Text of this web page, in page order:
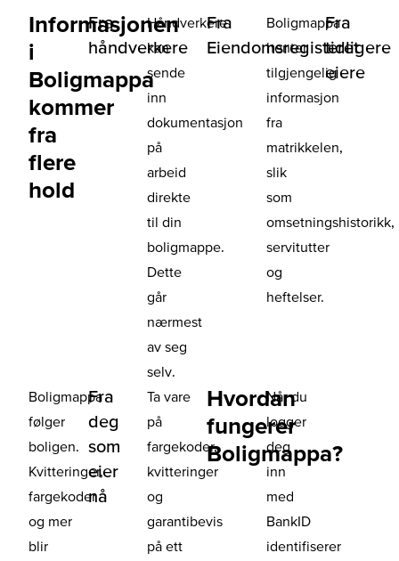
Informasjonen
i
Boligmappa
kommer
fra
flere
hold
Fra
håndverkere
Håndverkere
kan
sende
inn
dokumentasjon
på
arbeid
direkte
til din
boligmappe.
Dette
går
nærmest
av seg
selv.
Fra
Eiendomsregisteret
Boligmappa
henter
tilgjengelig
informasjon
fra
matrikkelen,
slik
som
omsetningshistorikk,
servitutter
og
heftelser.
Fra
tidligere
eiere
Boligmappa
følger
boligen.
Kvitteringer,
fargekoder
og mer
blir
Fra
deg
som
eier
nå
Ta vare
på
fargekoder,
kvitteringer
og
garantibevis
på ett
Hvordan
fungerer
Boligmappa?
Når du
logger
deg
inn
med
BankID
identifiserer